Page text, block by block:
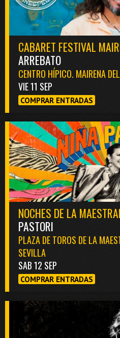
CABARET FESTIVAL
ARREBATO
CENTRO HÍPICO. MAIRENA
VIE 11 SEP
COMPRAR ENTRADAS
NOCHES DE LA
PASTORI
PLAZA DE TOROS DE LA
SEVILLA
SAB 12 SEP
COMPRAR ENTRADAS